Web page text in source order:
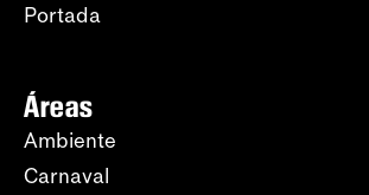
Portada
Áreas
Ambiente
Carnaval